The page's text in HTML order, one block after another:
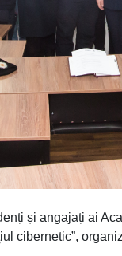
și angajați ai
cibernetic”,